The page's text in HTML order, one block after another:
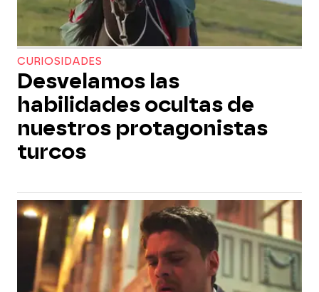
CURIOSIDADES
Desvelamos las
habilidades ocultas de
nuestros protagonistas
turcos